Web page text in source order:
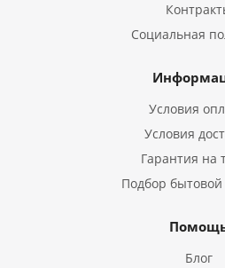
Социальная
Условия
Условия
Гарантия на
Подбор бытовой
Блог